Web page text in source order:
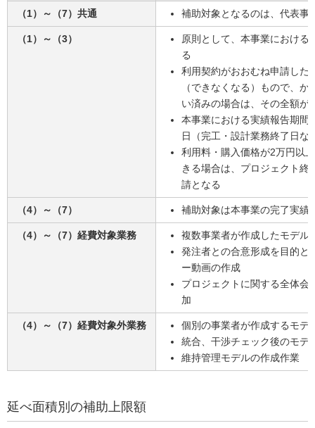
（1）～（7）共通 補助対象となるのは、代表事
（1）～（3）
原則として、本事業における
る
利用契約がおおむね申請した
（できなくなる）もので、
い済みの場合は、その全額が
本事業における実績報告期間
日（完工・設計業務終了日な
利用料・購入価格が2万円以
きる場合は、プロジェクト終
請となる
（4）～（7） 補助対象は本事業の完了実績
（4）～（7）経費対象業務
複数事業者が作成したモデル
発注者との合意形成を目的と
ー動画の作成
プロジェクトに関する全体会
加
（4）～（7）経費対象外業務
個別の事業者が作成するモデ
統合、干渉チェック後のモデ
維持管理モデルの作成作業
延べ面積別の補助上限額